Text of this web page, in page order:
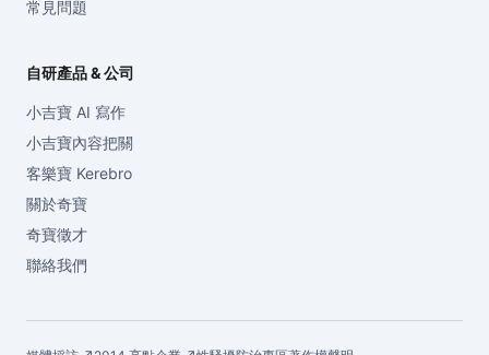
常見問題
自研產品 & 公司
小吉寶 AI 寫作
小吉寶內容把關
客樂寶 Kerebro
關於奇寶
奇寶徵才
聯絡我們